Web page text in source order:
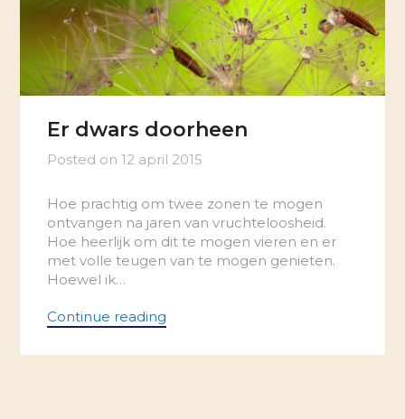
Er dwars doorheen
Posted on12 april 2015
Hoe prachtig om twee zonen te mogen
ontvangen na jaren van vruchteloosheid.
Hoe heerlijk om dit te mogen vieren en er
met volle teugen van te mogen genieten.
Hoewel ik…
Continue reading